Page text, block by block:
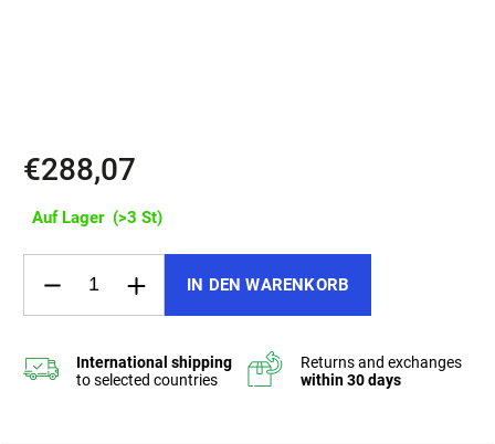
€288,07
Auf Lager (>3 St)
IN DEN WARENKORB